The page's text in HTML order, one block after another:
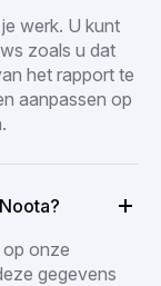
werk. U kunt
zoals u dat
het rapport te
aanpassen op
onze
gegevens